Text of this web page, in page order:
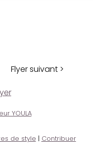
Flyer suivant >
YOULA
de style | Contribuer